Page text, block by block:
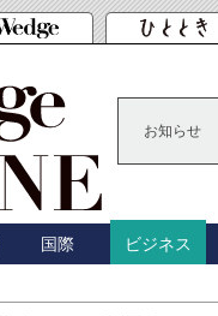
お知らせ
国際 ビジネス